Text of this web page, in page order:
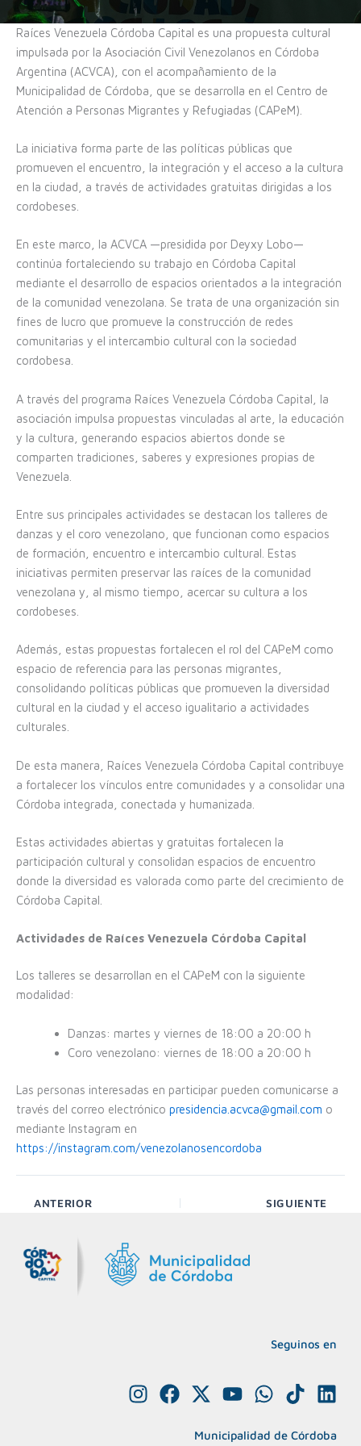
Raíces Venezuela Córdoba Capital es una propuesta cultural
impulsada por la Asociación Civil Venezolanos en Córdoba
Argentina (ACVCA), con el acompañamiento de la
Municipalidad de Córdoba, que se desarrolla en el Centro de
Atención a Personas Migrantes y Refugiadas (CAPeM).
La iniciativa forma parte de las políticas públicas que
promueven el encuentro, la integración y el acceso a la cultura
en la ciudad, a través de actividades gratuitas dirigidas a los
cordobeses.
En este marco, la ACVCA —presidida por Deyxy Lobo—
continúa fortaleciendo su trabajo en Córdoba Capital
mediante el desarrollo de espacios orientados a la integración
de la comunidad venezolana. Se trata de una organización sin
fines de lucro que promueve la construcción de redes
comunitarias y el intercambio cultural con la sociedad
cordobesa.
A través del programa Raíces Venezuela Córdoba Capital, la
asociación impulsa propuestas vinculadas al arte, la educación
y la cultura, generando espacios abiertos donde se
comparten tradiciones, saberes y expresiones propias de
Venezuela.
Entre sus principales actividades se destacan los talleres de
danzas y el coro venezolano, que funcionan como espacios
de formación, encuentro e intercambio cultural. Estas
iniciativas permiten preservar las raíces de la comunidad
venezolana y, al mismo tiempo, acercar su cultura a los
cordobeses.
Además, estas propuestas fortalecen el rol del CAPeM como
espacio de referencia para las personas migrantes,
consolidando políticas públicas que promueven la diversidad
cultural en la ciudad y el acceso igualitario a actividades
culturales.
De esta manera, Raíces Venezuela Córdoba Capital contribuye
a fortalecer los vínculos entre comunidades y a consolidar una
Córdoba integrada, conectada y humanizada.
Estas actividades abiertas y gratuitas fortalecen la
participación cultural y consolidan espacios de encuentro
donde la diversidad es valorada como parte del crecimiento de
Córdoba Capital.
Actividades de Raíces Venezuela Córdoba Capital
Los talleres se desarrollan en el CAPeM con la siguiente
modalidad:
Danzas: martes y viernes de 18:00 a 20:00 h
Coro venezolano: viernes de 18:00 a 20:00 h
Las personas interesadas en participar pueden comunicarse a
través del correo electrónico presidencia.acvca@gmail.com o
mediante Instagram en
https://instagram.com/venezolanosencordoba
ANTERIOR SIGUIENTE
Seguinos en
I
n
F
a
X
-
t
Y
u
W
h
a
T
i
k
L
i
n
Municipalidad de Córdoba